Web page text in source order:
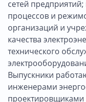
сетей
процессов и
организаций и
качества
технического
Выпускники
инженерами
проектировщиками